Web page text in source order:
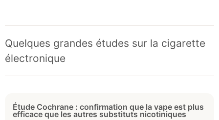
Quelques grandes études sur la cigarette
électronique
Étude Cochrane : confirmation que la vape est plus
efficace que les autres substituts nicotiniques